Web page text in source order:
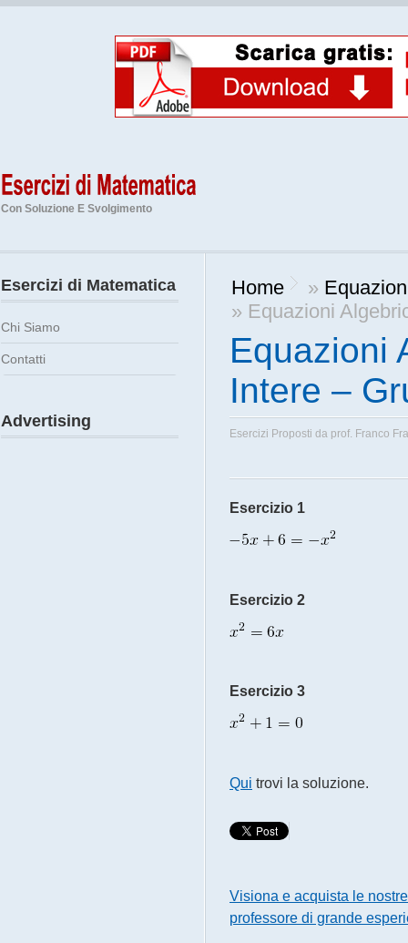
Con Soluzione E Svolgimento
Home »
» Equazioni
Equazioni
Intere –
Esercizi Proposti da prof. Franco
Esercizio 1
Esercizio 2
Esercizio 3
Qui trovi la soluzione.
Visiona e acquista le
professore di grande
Esercizi di Matematica
Chi Siamo
Contatti
Advertising